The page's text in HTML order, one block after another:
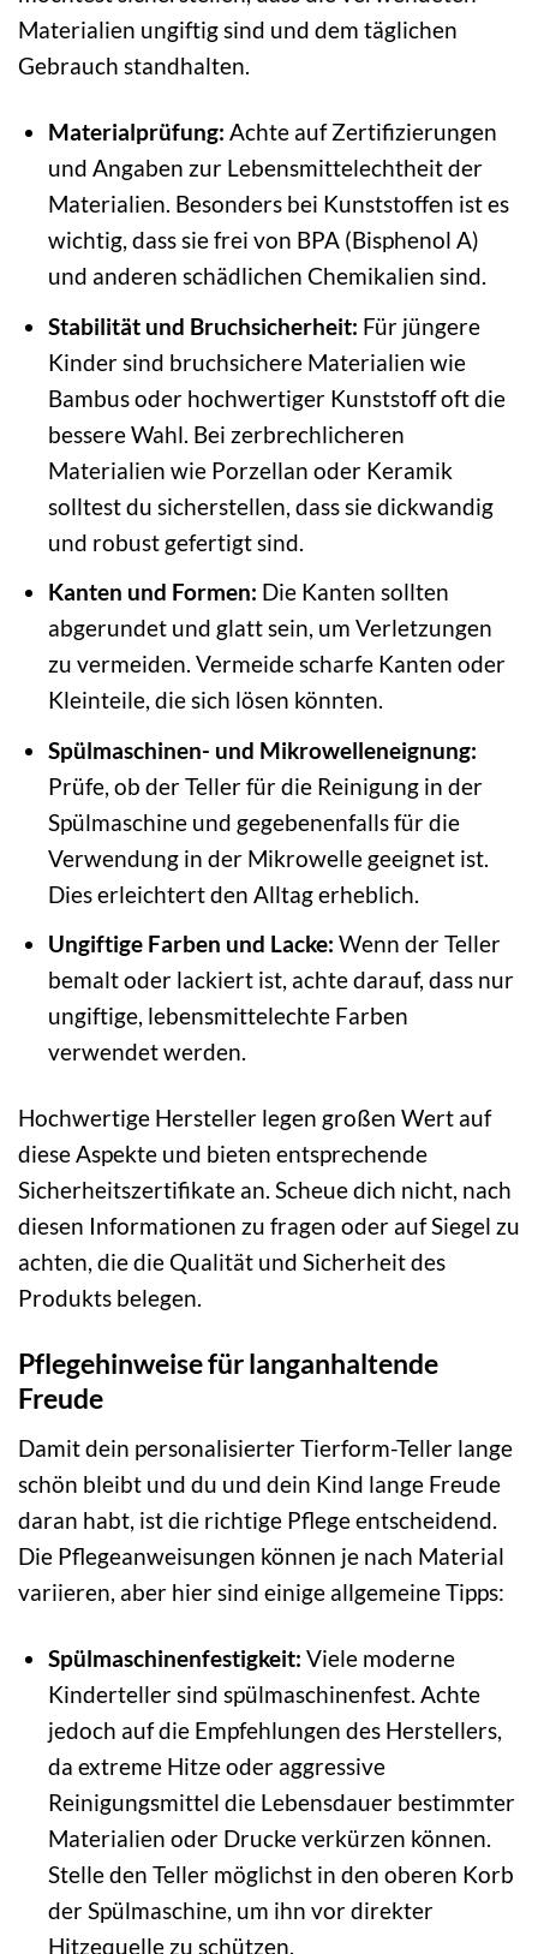
Materialien ungiftig sind und dem täglichen
Gebrauch standhalten.
Materialprüfung: Achte auf Zertifizierungen
und Angaben zur Lebensmittelechtheit der
Materialien. Besonders bei Kunststoffen ist es
wichtig, dass sie frei von BPA (Bisphenol A)
und anderen schädlichen Chemikalien sind.
Stabilität und Bruchsicherheit: Für jüngere
Kinder sind bruchsichere Materialien wie
Bambus oder hochwertiger Kunststoff oft die
bessere Wahl. Bei zerbrechlicheren
Materialien wie Porzellan oder Keramik
solltest du sicherstellen, dass sie dickwandig
und robust gefertigt sind.
Kanten und Formen: Die Kanten sollten
abgerundet und glatt sein, um Verletzungen
zu vermeiden. Vermeide scharfe Kanten oder
Kleinteile, die sich lösen könnten.
Spülmaschinen- und Mikrowelleneignung:
Prüfe, ob der Teller für die Reinigung in der
Spülmaschine und gegebenenfalls für die
Verwendung in der Mikrowelle geeignet ist.
Dies erleichtert den Alltag erheblich.
Ungiftige Farben und Lacke: Wenn der Teller
bemalt oder lackiert ist, achte darauf, dass nur
ungiftige, lebensmittelechte Farben
verwendet werden.
Hochwertige Hersteller legen großen Wert auf
diese Aspekte und bieten entsprechende
Sicherheitszertifikate an. Scheue dich nicht, nach
diesen Informationen zu fragen oder auf Siegel zu
achten, die die Qualität und Sicherheit des
Produkts belegen.
Pflegehinweise für langanhaltende
Freude
Damit dein personalisierter Tierform-Teller lange
schön bleibt und du und dein Kind lange Freude
daran habt, ist die richtige Pflege entscheidend.
Die Pflegeanweisungen können je nach Material
variieren, aber hier sind einige allgemeine Tipps:
Spülmaschinenfestigkeit: Viele moderne
Kinderteller sind spülmaschinenfest. Achte
jedoch auf die Empfehlungen des Herstellers,
da extreme Hitze oder aggressive
Reinigungsmittel die Lebensdauer bestimmter
Materialien oder Drucke verkürzen können.
Stelle den Teller möglichst in den oberen Korb
der Spülmaschine, um ihn vor direkter
Hitzequelle zu schützen.